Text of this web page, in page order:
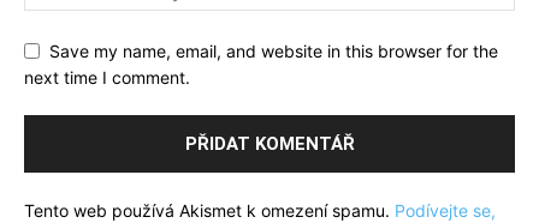
Save my name, email, and website in this browser for the
next time I comment.
Tento web používá Akismet k omezení spamu. Podívejte se,